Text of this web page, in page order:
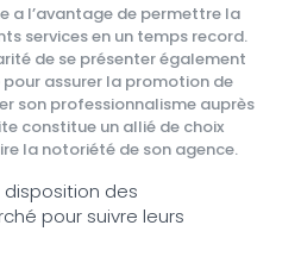
a l’avantage de permettre la
services en un temps record.
de se présenter également
assurer la promotion de
son professionnalisme auprès
constitue un allié de choix
la notoriété de son agence.
des
pour suivre leurs